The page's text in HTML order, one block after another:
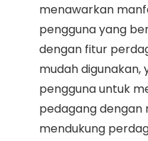
menawarkan
pengguna yang
dengan fitur
mudah digunakan,
pengguna untuk
pedagang dengan
mendukung